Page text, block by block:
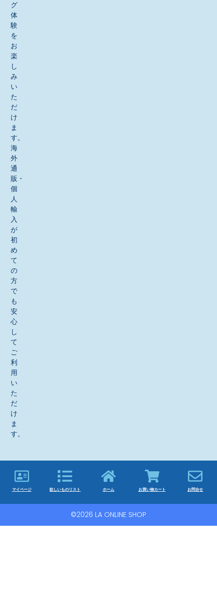
グ
体
験
を
お
楽
し
み
い
た
だ
け
ま
す。
海
外
通
販・
個
人
輸
入
が
初
め
て
の
方
で
も
安
心
し
て
ご
利
用
い
た
だ
け
ま
す。
マイページ 欲しいものリスト ホーム お買い物カート お問合せ
©2026 LA ONLINE SHOP